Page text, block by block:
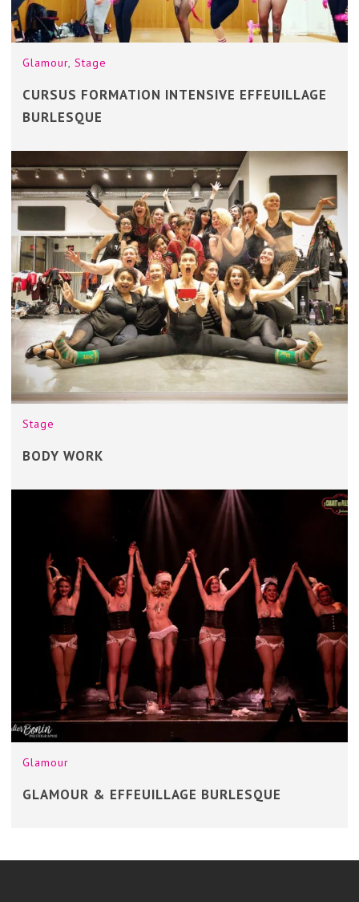
Glamour, Stage
CURSUS FORMATION INTENSIVE EFFEUILLAGE
BURLESQUE
Stage
BODY WORK
Glamour
GLAMOUR & EFFEUILLAGE BURLESQUE